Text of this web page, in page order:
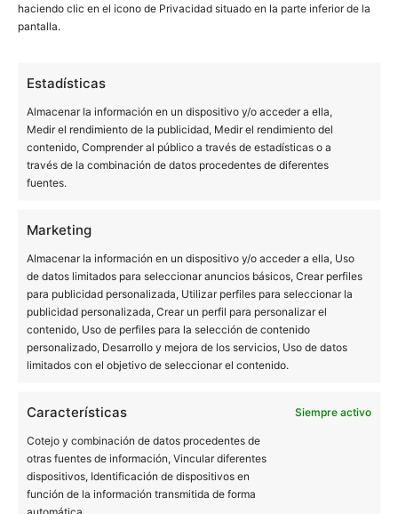
haciendo clic en el icono de Privacidad situado en la parte inferior de la
pantalla.
Estadísticas
Almacenar la información en un dispositivo y/o acceder a ella,
Medir el rendimiento de la publicidad, Medir el rendimiento del
contenido, Comprender al público a través de estadísticas o a
través de la combinación de datos procedentes de diferentes
fuentes.
Marketing
Almacenar la información en un dispositivo y/o acceder a ella, Uso
de datos limitados para seleccionar anuncios básicos, Crear perfiles
para publicidad personalizada, Utilizar perfiles para seleccionar la
publicidad personalizada, Crear un perfil para personalizar el
contenido, Uso de perfiles para la selección de contenido
personalizado, Desarrollo y mejora de los servicios, Uso de datos
limitados con el objetivo de seleccionar el contenido.
Características Siempre activo
Cotejo y combinación de datos procedentes de
otras fuentes de información, Vincular diferentes
dispositivos, Identificación de dispositivos en
función de la información transmitida de forma
automática.
Pl. Universitat 3, 3ª planta (edificio Forcadell)
TAC en Barcelona
Ortopantomografía en Barcelona
Clínica dental en Barcelona
Soins dentaires en Espagne pour patients français
C/ d'Aribau 7, bajos
08011 Barcelona
934 516 230
BUCALIA BADALONA
C/ Mozart 19, bajos
08917 Badalona
BUCALIA L´HOSPITALET
C/ Lleida 28, bajos
08901 L'Hospitalet de Llobregat
932 610 054